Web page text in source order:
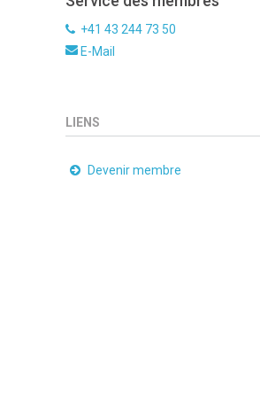
+41 43 244 73 50
E-Mail
LIENS
Devenir membre